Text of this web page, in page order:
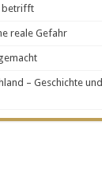
betrifft
reale Gefahr
– Geschichte und